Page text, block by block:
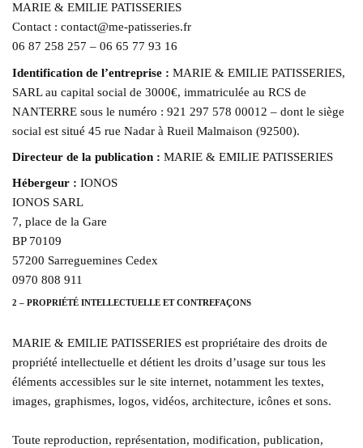
MARIE & EMILIE PATISSERIES
Contact : contact@me-patisseries.fr
06 87 258 257 – 06 65 77 93 16
Identification de l’entreprise : MARIE & EMILIE PATISSERIES,
SARL au capital social de 3000€, immatriculée au RCS de
NANTERRE sous le numéro : 921 297 578 00012 – dont le siège
social est situé 45 rue Nadar à Rueil Malmaison (92500).
Directeur de la publication : MARIE & EMILIE PATISSERIES
Hébergeur : IONOS
IONOS SARL
7, place de la Gare
BP 70109
57200 Sarreguemines Cedex
0970 808 911
2 – PROPRIÉTÉ INTELLECTUELLE ET CONTREFAÇONS
MARIE & EMILIE PATISSERIES est propriétaire des droits de
propriété intellectuelle et détient les droits d’usage sur tous les
éléments accessibles sur le site internet, notamment les textes,
images, graphismes, logos, vidéos, architecture, icônes et sons.
Toute reproduction, représentation, modification, publication,